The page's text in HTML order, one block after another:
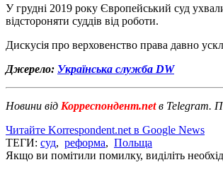
У грудні 2019 року Європейський суд
відстороняти суддів від роботи.
Дискусія про верховенство права давно
Джерело: Українська служба DW
Новини від Корреспондент.netв Telegram.
Читайте Korrespondent.net в Google News
ТЕГИ: суд, реформа, Польща
Якщо ви помітили помилку, виділіть